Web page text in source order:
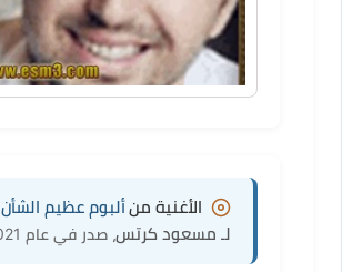
الأغنية منألبوم عظيم الشأن
لـ مسعود كرتس ، صدر في عام 2021